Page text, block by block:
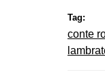
Tag:
conte